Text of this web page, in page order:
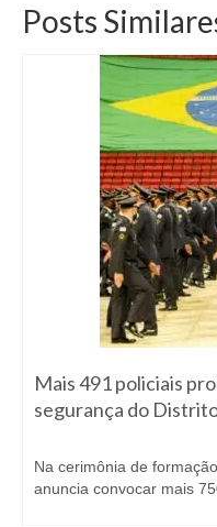
Posts
Mais 491 policiais
segurança do
Na cerimônia de
anuncia convocar mais